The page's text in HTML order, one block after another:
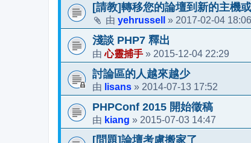
[請教]轉移您的論壇到新的主機
由 yehrussell » 2017-02-04 18:06
淺談 PHP7 釋出
由心靈捕手 » 2015-12-04 22:29
討論區的人越來越少
由 lisans » 2014-07-13 17:52
PHPConf 2015 開始徵稿
由 kiang » 2015-07-03 14:47
[問題]論壇考慮搬家了